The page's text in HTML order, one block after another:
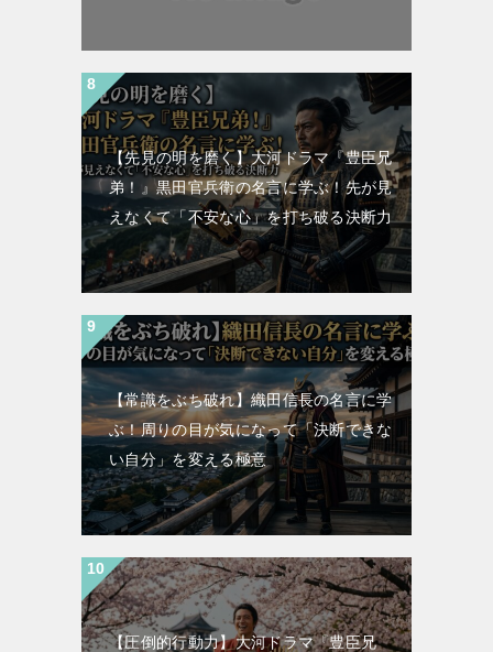
【先見の明を磨く】大河ドラマ『豊臣兄
弟！』黒田官兵衛の名言に学ぶ！先が見
えなくて「不安な心」を打ち破る決断力
【常識をぶち破れ】織田信長の名言に学
ぶ！周りの目が気になって「決断できな
い自分」を変える極意
【圧倒的行動力】大河ドラマ『豊臣兄